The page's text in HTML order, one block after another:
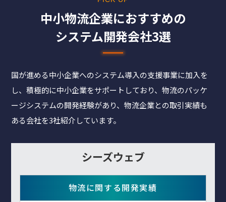
中⼩物流企業におすすめの
システム開発会社3選
国が進める中小企業へのシステム導入の支援事業に加入を
し、積極的に中小企業をサポートしており、物流のパッケ
ージシステムの開発経験があり、物流企業との取引実績も
ある会社を3社紹介しています。
シーズウェブ
物流に関する開発実績